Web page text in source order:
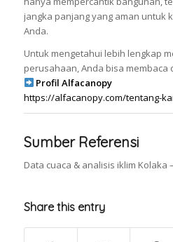
jangka panjang yang aman untuk
Anda.
Untuk mengetahui lebih lengkap
perusahaan, Anda bisa membaca
Profil Alfacanopy
https://alfacanopy.com/tentang-
Sumber Referensi
Data cuaca & analisis iklim Kolaka
Share this entry